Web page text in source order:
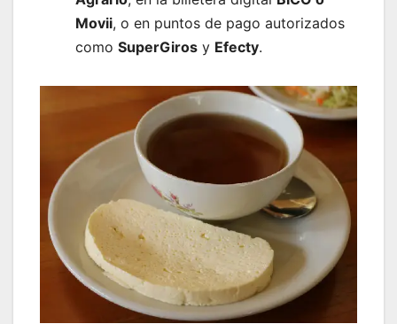
Movii, o en puntos de pago autorizados
como SuperGiros y Efecty.